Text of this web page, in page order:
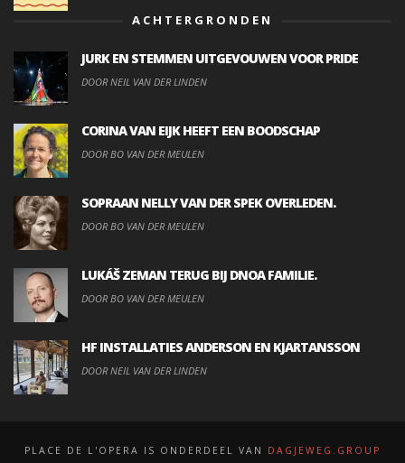
ACHTERGRONDEN
JURK EN STEMMEN UITGEVOUWEN VOOR PRIDE
DOOR NEIL VAN DER LINDEN
CORINA VAN EIJK HEEFT EEN BOODSCHAP
DOOR BO VAN DER MEULEN
SOPRAAN NELLY VAN DER SPEK OVERLEDEN.
DOOR BO VAN DER MEULEN
LUKÁŠ ZEMAN TERUG BIJ DNOA FAMILIE.
DOOR BO VAN DER MEULEN
HF INSTALLATIES ANDERSON EN KJARTANSSON
DOOR NEIL VAN DER LINDEN
PLACE DE L'OPERA IS ONDERDEEL VAN DAGJEWEG.GROUP